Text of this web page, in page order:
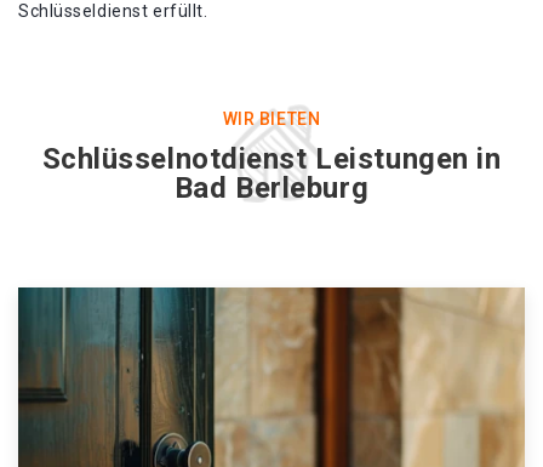
Schlüsseldienst erfüllt.
WIR BIETEN
Schlüsselnotdienst Leistungen in
Bad Berleburg